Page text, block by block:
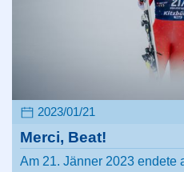
2023/01/21
Merci, Beat!
Am 21. Jänner 2023 endete